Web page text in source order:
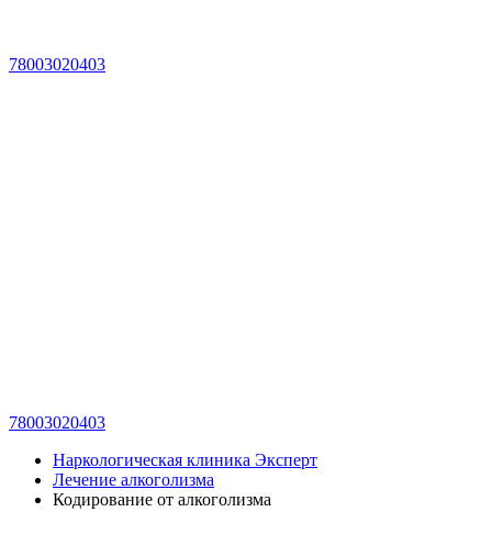
78003020403
78003020403
Наркологическая клиника Эксперт
Лечение алкоголизма
Кодирование от алкоголизма